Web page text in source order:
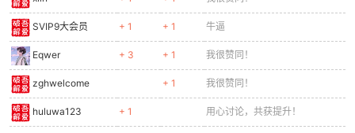
SVIP9大会员 + 1 + 1 牛逼
Eqwer + 3 + 1 我很赞同！
zghwelcome + 1 我很赞同！
huluwa123 + 1 用心讨论，共获提升！